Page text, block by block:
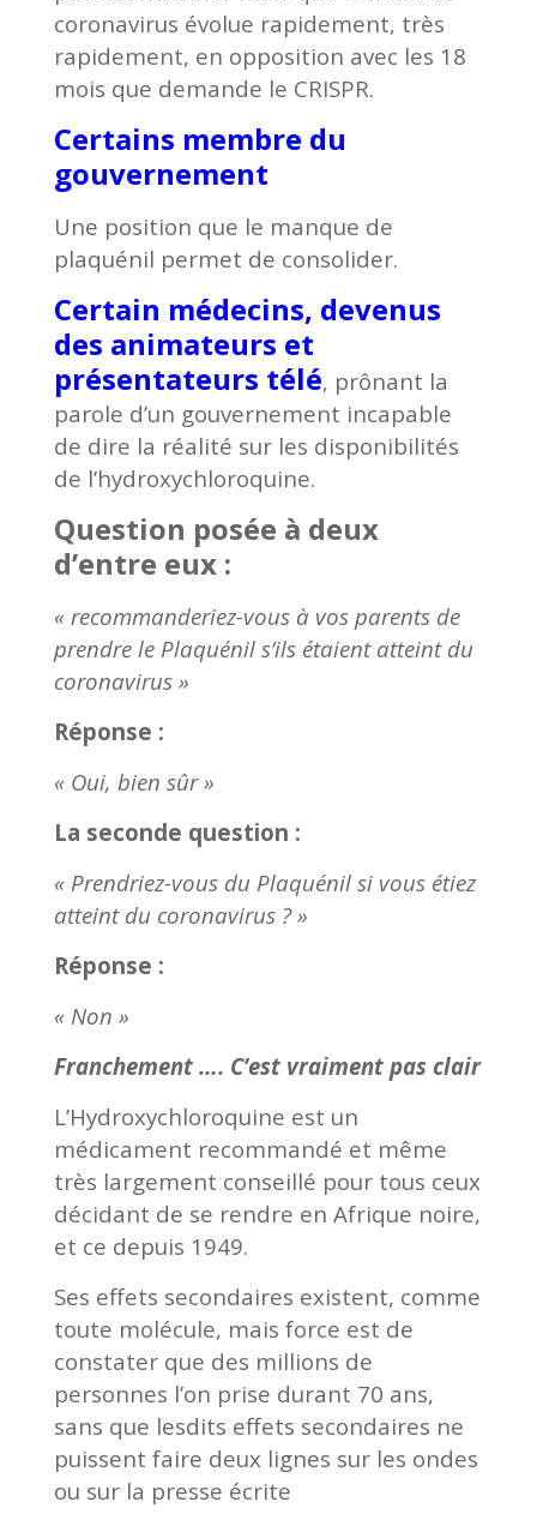
coronavirus évolue rapidement, très
rapidement, en opposition avec les 18
mois que demande le CRISPR.
Certains membre du
gouvernement
Une position que le manque de
plaquénil permet de consolider.
Certain médecins, devenus
des animateurs et
présentateurs télé, prônant la
parole d’un gouvernement incapable
de dire la réalité sur les disponibilités
de l’hydroxychloroquine.
Question posée à deux
d’entre eux :
« recommanderiez-vous à vos parents de
prendre le Plaquénil s’ils étaient atteint du
coronavirus »
Réponse :
« Oui, bien sûr »
La seconde question :
« Prendriez-vous du Plaquénil si vous étiez
atteint du coronavirus ? »
Réponse :
« Non »
Franchement …. C’est vraiment pas clair
L’Hydroxychloroquine est un
médicament recommandé et même
très largement conseillé pour tous ceux
décidant de se rendre en Afrique noire,
et ce depuis 1949.
Ses effets secondaires existent, comme
toute molécule, mais force est de
constater que des millions de
personnes l’on prise durant 70 ans,
sans que lesdits effets secondaires ne
puissent faire deux lignes sur les ondes
ou sur la presse écrite